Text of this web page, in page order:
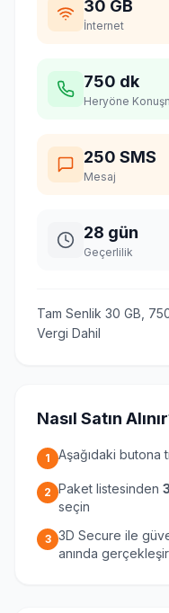
30 GB
İnternet
750 dk
Heryöne
250 SMS
Mesaj
28 gün
Geçerlilik
Tam Senlik 30 GB,
Vergi Dahil
Nasıl Satın
1 Aşağıdaki butona
2 Paket listesinden
seçin
3 3D Secure ile
anında gerçekleşir